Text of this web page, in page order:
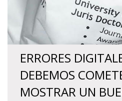
ERRORES
DEBEMOS
MOSTRAR UN